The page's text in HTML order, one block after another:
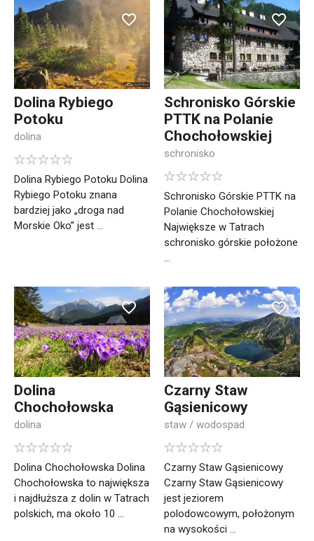
Dolina Rybiego
Potoku
dolina
Dolina Rybiego Potoku Dolina
Rybiego Potoku znana
bardziej jako „droga nad
Morskie Oko” jest ...
Schronisko Górskie
PTTK na Polanie
Chochołowskiej
schronisko
Schronisko Górskie PTTK na
Polanie Chochołowskiej
Największe w Tatrach
schronisko górskie położone
...
Dolina
Chochołowska
dolina
Dolina Chochołowska Dolina
Chochołowska to największa
i najdłuższa z dolin w Tatrach
polskich, ma około 10 ...
Czarny Staw
Gąsienicowy
staw / wodospad
Czarny Staw Gąsienicowy
Czarny Staw Gąsienicowy
jest jeziorem
polodowcowym, położonym
na wysokości ...